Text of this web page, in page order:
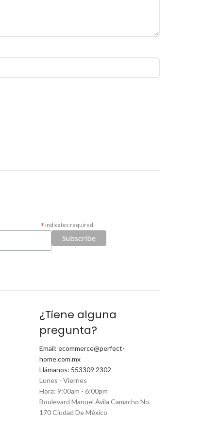
* indicates required
¿Tiene alguna
pregunta?
Email: ecommerce@perfect-
home.com.mx
Llámanos: 553309 2302
Lunes - Viernes
Hora: 9:00am - 6:00pm
Boulevard Manuel Ávila Camacho No.
170 Ciudad De México